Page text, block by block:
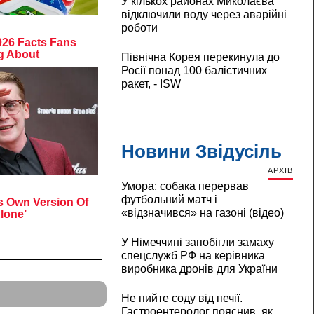
відключили воду через аварійні
роботи
Північна Корея перекинула до
Росії понад 100 балістичних
ракет, - ISW
Новини Звідусіль
АРХІВ
Умора: собака перервав
футбольний матч і
«відзначився» на газоні (відео)
У Німеччині запобігли замаху
спецслужб РФ на керівника
виробника дронів для України
Не пийте соду від печії.